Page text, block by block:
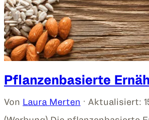
Pflanzenbasierte
Von Laura Merten · Aktualisiert: